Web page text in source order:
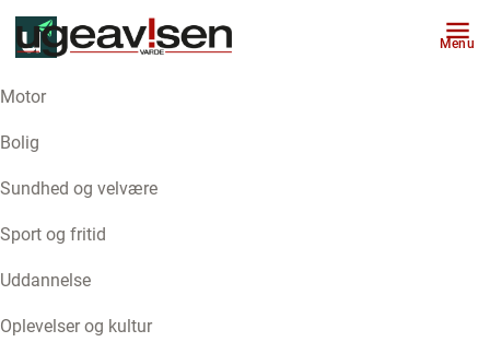
Menu
Motor
Bolig
Sundhed og velvære
Sport og fritid
Uddannelse
Oplevelser og kultur